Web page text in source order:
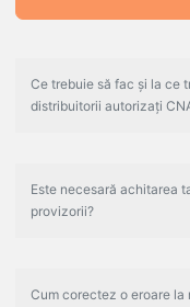
Ce trebuie să fac și la ce
distribuitorii autorizați
Este necesară achitarea
provizorii?
Cum corectez o eroare la